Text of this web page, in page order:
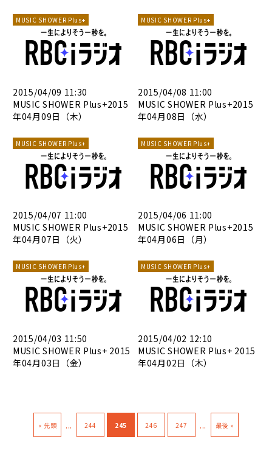
MUSIC SHOWER Plus+
2015/04/09 11:30
MUSIC SHOWER Plus+2015
年04月09日（木）
MUSIC SHOWER Plus+
2015/04/08 11:00
MUSIC SHOWER Plus+2015
年04月08日（水）
MUSIC SHOWER Plus+
2015/04/07 11:00
MUSIC SHOWER Plus+2015
年04月07日（火）
MUSIC SHOWER Plus+
2015/04/06 11:00
MUSIC SHOWER Plus+2015
年04月06日（月）
MUSIC SHOWER Plus+
2015/04/03 11:50
MUSIC SHOWER Plus+ 2015
年04月03日（金）
MUSIC SHOWER Plus+
2015/04/02 12:10
MUSIC SHOWER Plus+ 2015
年04月02日（木）
« 先頭 ... 244 245 246 247 ... 最後 »